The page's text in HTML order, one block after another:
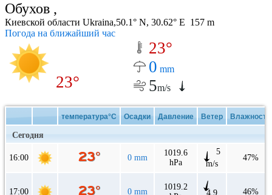
Обухов ,
Киевской области Ukraina,50.1° N, 30.62° E 157 m
Погода на ближайший час
23°
23°
0 mm
5m/s
температура°C Осадки Давление Ветер Влажность
Сегодня
16:00 0 mm
1019.6
hPa
5
m/s
47%
17:00 0 mm
1019.2
4.9
46%